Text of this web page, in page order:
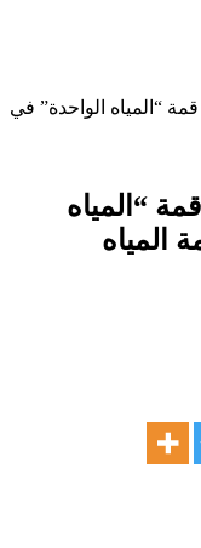
“المياه الواحدة” في
“المياه
المياه